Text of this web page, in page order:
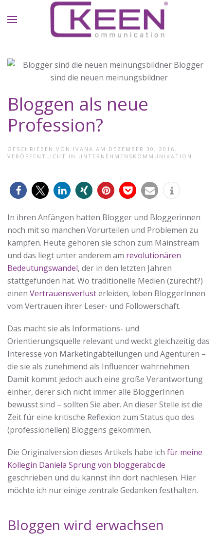
Skip to main content
Bloggen als neue
Profession?
GESCHRIEBEN VON IVANA AM DEZEMBER 30, 2016 .
VERÖFFENTLICHT IN UNTERNEHMENSKOMMUNIKATION .
0
In ihren Anfängen hatten Blogger und Bloggerinnen
noch mit so manchen Vorurteilen und Problemen zu
kämpfen. Heute gehören sie schon zum Mainstream
und das liegt unter anderem am revolutionären
Bedeutungswandel, der in den letzten Jahren
stattgefunden hat. Wo traditionelle Medien (zurecht?)
einen Vertrauensverlusterleiden, leben BloggerInnen
vom Vertrauen ihrer Leser- und Followerschaft.
Das macht sie als Informations- und
Orientierungsquelle relevant und weckt gleichzeitig das
Interesse von Marketingabteilungen und Agenturen –
die sie als zunehmend als Influencer wahrnehmen.
Damit kommt jedoch auch eine große Verantwortung
einher, derer sich nicht immer alle BloggerInnen
bewusst sind – sollten Sie aber. An dieser Stelle ist die
Zeit für eine kritische Reflexion zum Status quo des
(professionellen) Bloggens gekommen.
Die Originalversion dieses Artikels habe ich für meine
Kollegin Daniela Sprung von bloggerabc.de
geschrieben und du kannst ihn dort nachlesen. Hier
möchte ich nur einige zentrale Gedanken festhalten.
Bloggen wird erwachsen